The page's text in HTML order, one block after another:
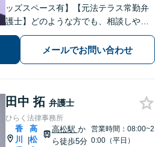
ッズスペース有】【元法テラス常勤弁
護士】どのような方でも、相談しやす
い環境を整えています。依頼者様に寄
り添った対応を心がけています。【離
婚・男女問題】DV被害へ積極的に対
メールでお問い合わせ
田中 拓 弁護士
ひらく法律事務所
香
川
|
高
松
高松駅 か
ら徒歩5分
営業時間：08:00~2
0:00（平日）